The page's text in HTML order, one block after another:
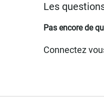
Les
Pas encore de
Connectez